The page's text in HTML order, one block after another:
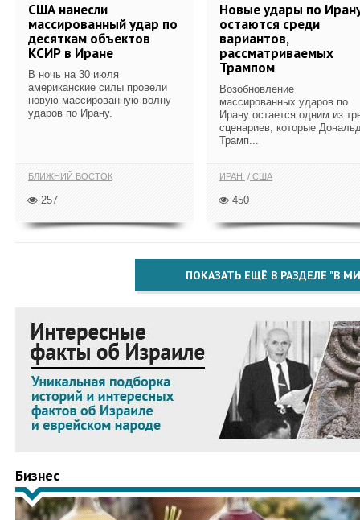
США нанесли
массированный удар по
десяткам объектов
КСИР в Иране
В ночь на 30 июля
американские силы провели
новую массированную волну
ударов по Ирану.
БЛИЖНИЙ ВОСТОК
257
Новые удары по
остаются среди
вариантов,
рассматриваемых
Трампом
Возобновление
массированных ударов по
Ирану остается одним из
сценариев, которые
Трамп...
ИРАН США
450
ПОКАЗАТЬ ЕЩЁ В РАЗДЕЛЕ "В
Бизнес